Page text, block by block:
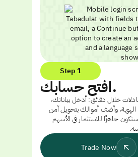
Step 1
افتح حسابك.
خلال دقائق: أدخل بياناتك،
وأضف أموالك بتحويل آمن
جاهزًا للاستثمار في الأسهم
Trade Now